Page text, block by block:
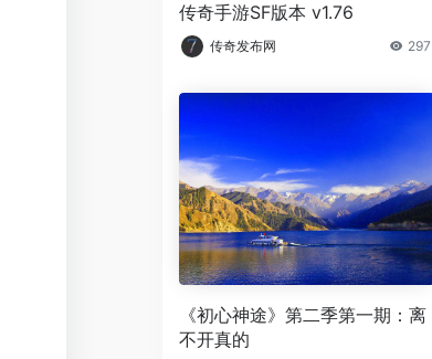
传奇手游SF版本 v1.76
传奇发布网 297
《初心神途》第二季第一期：离
不开真的